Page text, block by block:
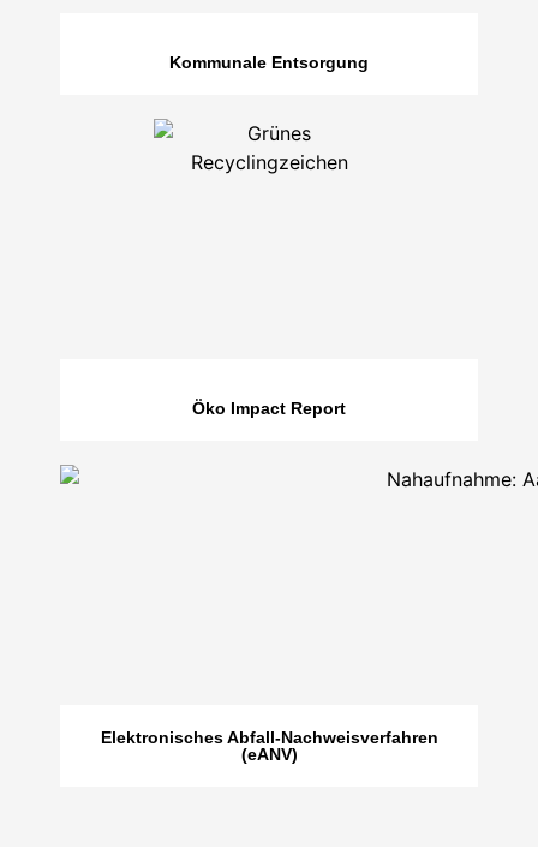
Kommunale Entsorgung
Öko Impact Report
Elektronisches Abfall-Nachweisverfahren
(eANV)